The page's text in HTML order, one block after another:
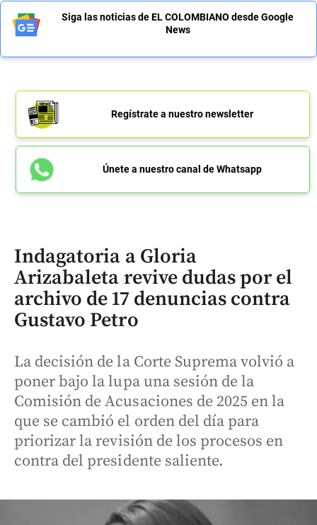
Siga las noticias de EL COLOMBIANO desde Google
News
Regístrate a nuestro newsletter
Únete a nuestro canal de Whatsapp
Indagatoria a Gloria
Arizabaleta revive dudas por el
archivo de 17 denuncias contra
Gustavo Petro
La decisión de la Corte Suprema volvió a
poner bajo la lupa una sesión de la
Comisión de Acusaciones de 2025 en la
que se cambió el orden del día para
priorizar la revisión de los procesos en
contra del presidente saliente.